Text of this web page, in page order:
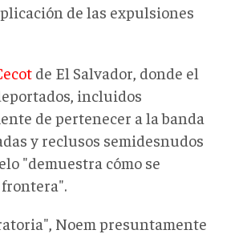
de las expulsiones
de El Salvador, donde el
incluidos
de pertenecer a la banda
y reclusos semidesnudos
"demuestra cómo se
Noem presuntamente